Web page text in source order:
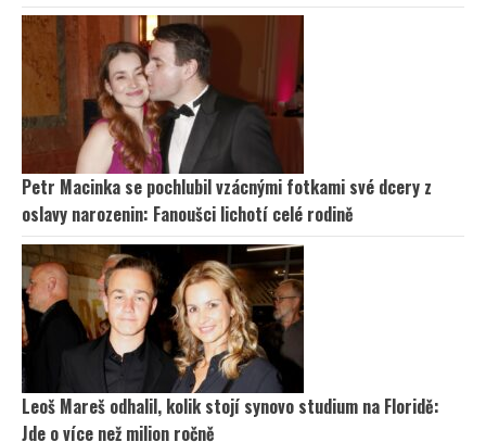
Petr Macinka se pochlubil vzácnými fotkami své dcery z
oslavy narozenin: Fanoušci lichotí celé rodině
Leoš Mareš odhalil, kolik stojí synovo studium na Floridě:
Jde o více než milion ročně